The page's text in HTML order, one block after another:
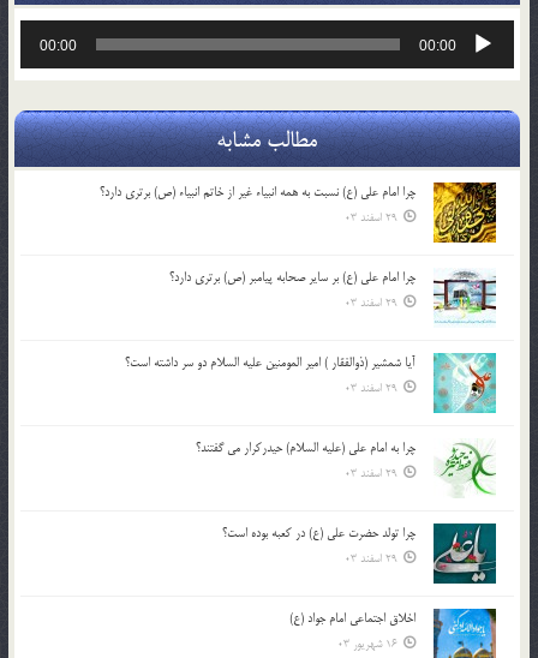
پخش‌کننده
00:00
00:00
مطالب مشابه
چرا امام علی (ع) نسبت به همه انبیاء غیر از خاتم انبیاء (ص) برتری دارد؟
29 اسفند 03
چرا امام علی (ع) بر سایر صحابه پیامبر (ص) برتری دارد؟
29 اسفند 03
آیا شمشیر (ذوالفقار ) امیر المومنین علیه السلام دو سر داشته است؟
29 اسفند 03
چرا به امام علی (علیه السلام) حیدرکرار می گفتند؟
29 اسفند 03
چرا تولد حضرت علی (ع) در کعبه بوده است؟
29 اسفند 03
اخلاق اجتماعی امام جواد (ع)
16 شهریور 03